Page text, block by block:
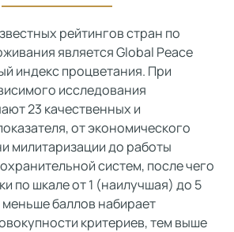
рейтингов стран по
является Global Peace
индекс процветания. При
исследования
23 качественных и
от экономического
милитаризации до работы
систем, после чего
по шкале от 1 (наилучшая) до 5
баллов набирает
критериев, тем выше